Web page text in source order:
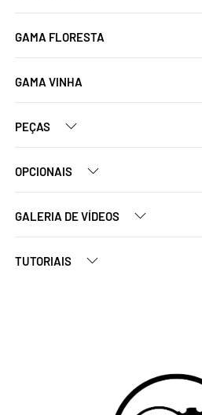
GAMA FLORESTA
GAMA VINHA
PEÇAS
OPCIONAIS
GALERIA DE VÍDEOS
TUTORIAIS